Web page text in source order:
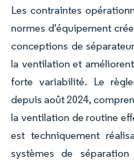
Les contraintes
normes d'équipement
conceptions de
la ventilation et
forte variabilité. Le
depuis août 2024,
la ventilation de routine
est techniquement
systèmes de